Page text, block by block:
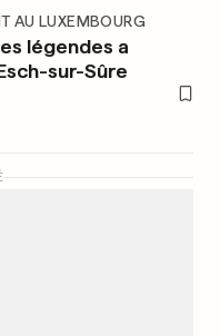
AU LUXEMBOURG
légendes a
sur-Sûre